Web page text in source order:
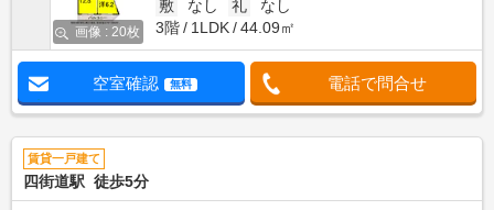
画像 : 20枚
敷
なし 礼
なし
3階
1LDK 44.09㎡
空室確認 無料 電話で問合せ
賃貸一戸建て
四街道駅 徒歩5分